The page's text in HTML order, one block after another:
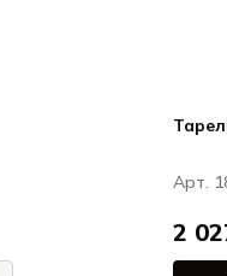
Арт.
2